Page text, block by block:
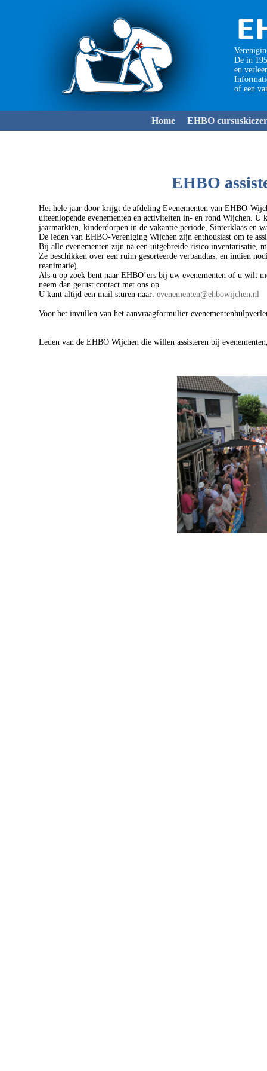
De in
en
of een
Home EHBO cursuskiezer
EHBO
Het hele jaar door krijgt de afdeling Evenementen van EHBO-
uiteenlopende evenementen en activiteiten in- en rond Wijchen.
jaarmarkten, kinderdorpen in de vakantie periode, Sinterklaas en
De leden van EHBO-Vereniging Wijchen zijn enthousiast om te
Bij alle evenementen zijn na een uitgebreide risico inventarisatie,
Ze beschikken over een ruim gesorteerde verbandtas, en indien
reanimatie).
Als u op zoek bent naar EHBO’ers bij uw evenementen of u wilt
neem dan gerust contact met ons op.
U kunt altijd een mail sturen naar: evenementen@ehbowijchen.nl
Voor het invullen van het aanvraagformulier
Leden van de EHBO Wijchen die willen assisteren bij